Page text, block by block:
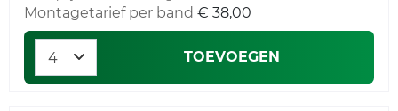
Montagetarief per band € 38,00
TOEVOEGEN